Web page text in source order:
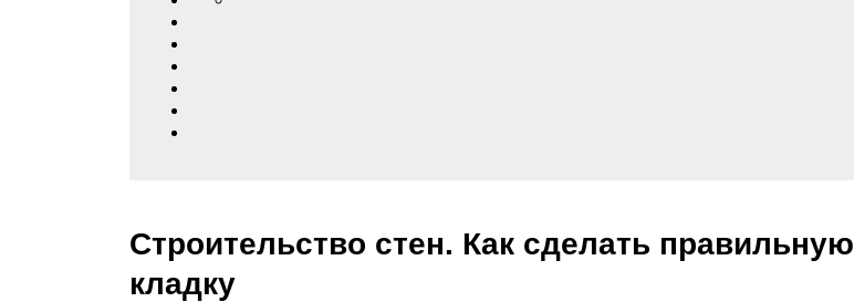
Строительство стен. Как сделать правильную
кладку